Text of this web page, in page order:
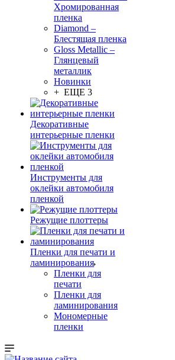
Хромированная
пленка
Diamond –
Блестящая пленка
Gloss Metallic –
Глянцевый
металлик
Новинки
+ ЕЩЕ 3
Декоративные
интерьерные пленки
Инструменты для
оклейки автомобиля
пленкой
Режущие плоттеры
Пленки для печати и
ламинирования
Пленки для
печати
Пленки для
ламинирования
Мономерные
пленки